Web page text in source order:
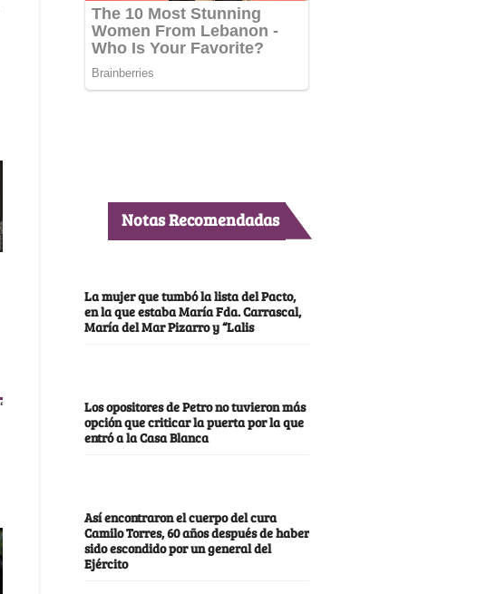
Notas Recomendadas
La mujer que tumbó la lista del Pacto,
en la que estaba María Fda. Carrascal,
María del Mar Pizarro y “Lalis
Los opositores de Petro no tuvieron más
opción que criticar la puerta por la que
entró a la Casa Blanca
Así encontraron el cuerpo del cura
Camilo Torres, 60 años después de haber
sido escondido por un general del
Ejército